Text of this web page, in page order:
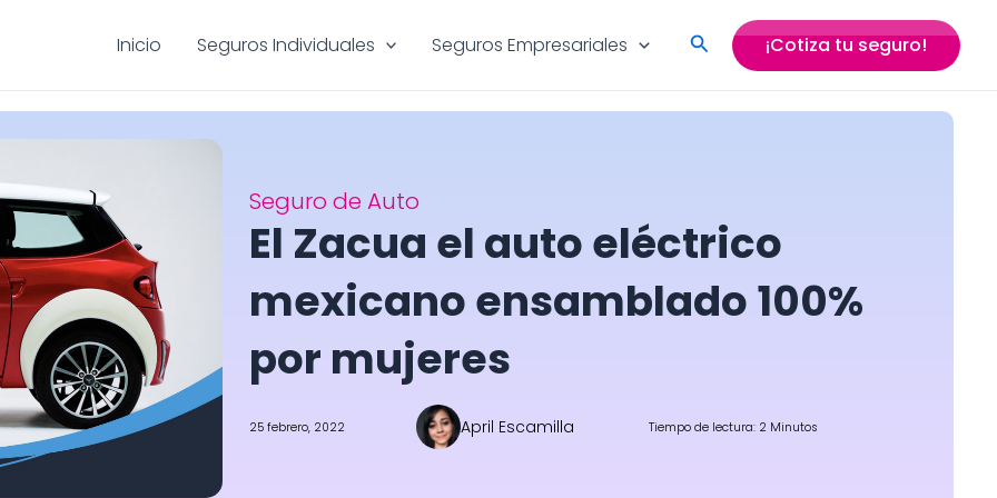
Inicio Seguros Individuales Seguros Empresariales Search ¡Cotiza tu seguro!
Seguro de Auto
El Zacua el auto eléctrico
mexicano ensamblado 100%
por mujeres
25 febrero, 2022 April Escamilla Tiempo de lectura: 2 Minutos